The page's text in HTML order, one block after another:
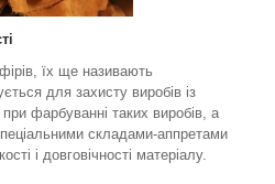
їх ще називають
для захисту виробів із
фарбуванні таких виробів, а
складами-аппретами
і довговічності матеріалу.